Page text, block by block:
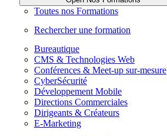
Toutes nos Formations
Rechercher une formation
Bureautique
CMS & Technologies Web
Conférences & Meet-up sur-mesure
CyberSécurité
Développement Mobile
Directions Commerciales
Dirigeants & Créateurs
E-Marketing